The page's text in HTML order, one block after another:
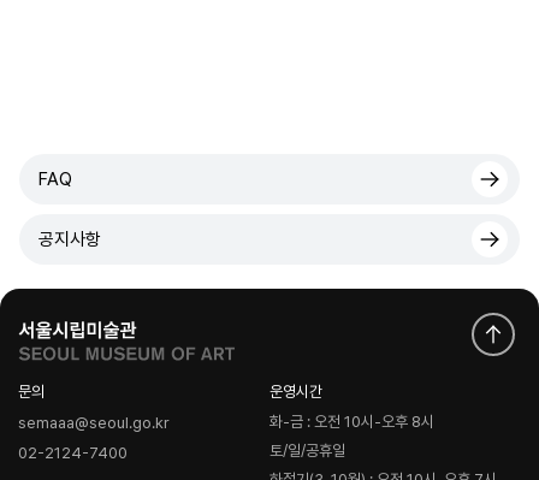
FAQ
공지사항
문의
semaaa@seoul.go.kr
02-2124-7400
운영시간
화-금 : 오전 10시-오후 8시
토/일/공휴일